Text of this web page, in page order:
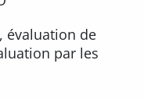
évaluation de
par les